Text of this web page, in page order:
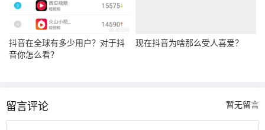
抖音在全球有多少用户？对于抖
音你怎么看？
现在抖音为啥那么受人喜爱？
留言评论 暂无留言